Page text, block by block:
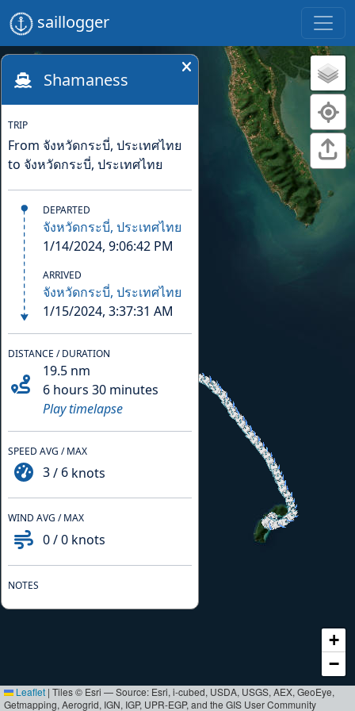
saillogger
+
−
Leaflet | Tiles © Esri — Source: Esri, i-cubed, USDA, USGS, AEX, GeoEye,
Getmapping, Aerogrid, IGN, IGP, UPR-EGP, and the GIS User Community
Shamaness
TRIP
From จังหวัดกระบี่, ประเทศไทย
to จังหวัดกระบี่, ประเทศไทย
DEPARTED
จังหวัดกระบี่, ประเทศไทย
1/14/2024, 9:06:42 PM
ARRIVED
จังหวัดกระบี่, ประเทศไทย
1/15/2024, 3:37:31 AM
DISTANCE / DURATION
19.5 nm
6 hours 30 minutes
Play timelapse
SPEED AVG / MAX
3/ 6 knots
WIND AVG / MAX
0/0 knots
NOTES